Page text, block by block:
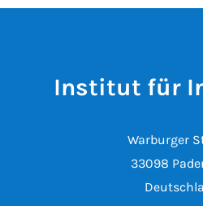
Institut für
Warburger
33098